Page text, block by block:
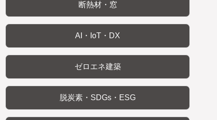
断熱材・窓
AI・IoT・DX
ゼロエネ建築
脱炭素・SDGs・ESG